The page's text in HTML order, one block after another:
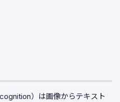
）は画像からテキスト